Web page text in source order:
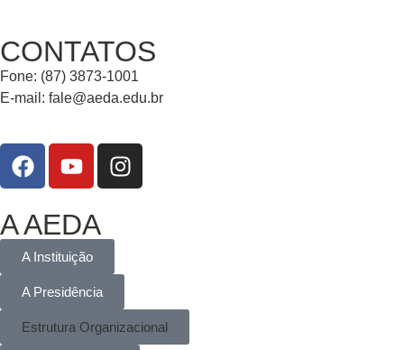
CONTATOS
Fone: (87) 3873-1001
E-mail: fale@aeda.edu.br
A AEDA
A Instituição
A Presidência
Estrutura Organizacional